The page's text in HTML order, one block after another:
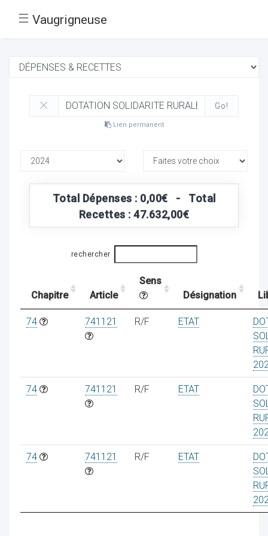
☰ Vaugrigneuse
Go!
Lien permanent
Total Dépenses : 0,00€ - Total
Recettes : 47.632,00€
rechercher
Chapitre Article
Sens
Désignation
74 741121 R/F ETAT
74 741121 R/F ETAT
74 741121 R/F ETAT